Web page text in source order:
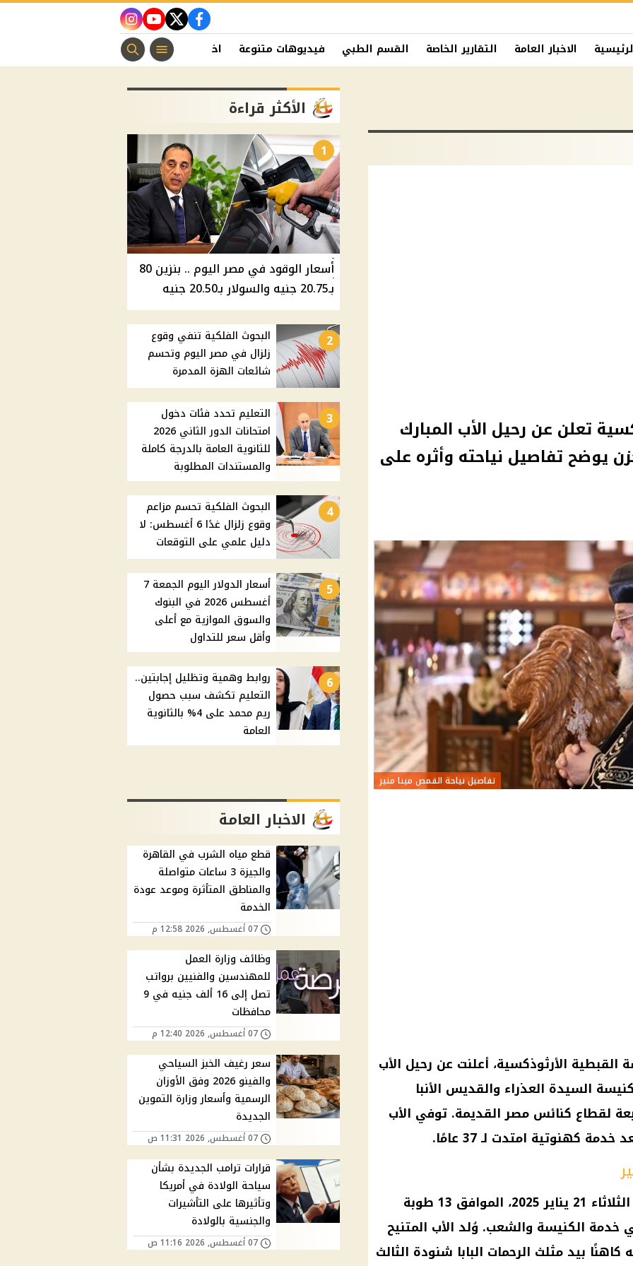
facebook
twitter
youtube
instagram
الاخبار العامة التقارير الخاصة القسم الطبي فيديوهات متنوعة اخبار الفن منوعات مسيحية
تعلن عن رحيل الأب المبارك
يوضح تفاصيل نياحته وأثره على
تفاصيل نياحة القمص مينا منير
القبطية الأرثوذكسية، أعلنت عن رحيل الأب
السيدة العذراء والقديس الأنبا
لقطاع كنائس مصر القديمة. توفي الأب
توفي الأب القمص مينا منير يوم الثلاثاء 21 يناير 2025، الموافق 13 طوبة
خدمة الكنيسة والشعب. وُلد الأب المتنيح
وتمت سيامته كاهنًا بيد مثلث الرحمات البابا شنودة الثالث
الأكثر قراءة
1
أسعار الوقود في مصر اليوم .. بنزين 80
بـ20.75 جنيه والسولار بـ20.50 جنيه
2
البحوث الفلكية تنفي وقوع
زلزال في مصر اليوم وتحسم
شائعات الهزة المدمرة
3
التعليم تحدد فئات دخول
امتحانات الدور الثاني 2026
للثانوية العامة بالدرجة كاملة
والمستندات المطلوبة
4
البحوث الفلكية تحسم مزاعم
وقوع زلزال غدًا 6 أغسطس: لا
دليل علمي على التوقعات
5
أسعار الدولار اليوم الجمعة 7
أغسطس 2026 في البنوك
والسوق الموازية مع أعلى
وأقل سعر للتداول
6
روابط وهمية وتظليل إجابتين..
التعليم تكشف سبب حصول
ريم محمد على 4% بالثانوية
العامة
الاخبار العامة
قطع مياه الشرب في القاهرة
والجيزة 3 ساعات متواصلة
والمناطق المتأثرة وموعد عودة
الخدمة
07 أغسطس, 2026 12:58 م
وظائف وزارة العمل
للمهندسين والفنيين برواتب
تصل إلى 16 ألف جنيه في 9
محافظات
07 أغسطس, 2026 12:40 م
سعر رغيف الخبز السياحي
والفينو 2026 وفق الأوزان
الرسمية وأسعار وزارة التموين
الجديدة
07 أغسطس, 2026 11:31 ص
قرارات ترامب الجديدة بشأن
سياحة الولادة في أمريكا
وتأثيرها على التأشيرات
والجنسية بالولادة
07 أغسطس, 2026 11:16 ص